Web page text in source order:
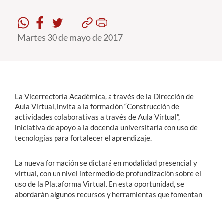
Estudiantes
Alumni
English
Martes 30 de mayo de 2017
La Vicerrectoría Académica, a través de la Dirección de
Aula Virtual, invita a la formación “Construcción de
actividades colaborativas a través de Aula Virtual”,
iniciativa de apoyo a la docencia universitaria con uso de
tecnologías para fortalecer el aprendizaje.
La nueva formación se dictará en modalidad presencial y
virtual, con un nivel intermedio de profundización sobre el
uso de la Plataforma Virtual. En esta oportunidad, se
abordarán algunos recursos y herramientas que fomentan